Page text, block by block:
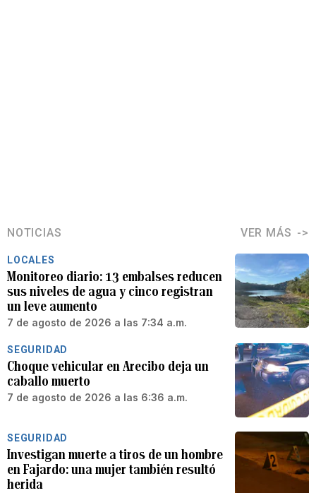
NOTICIAS VER MÁS
LOCALES
Monitoreo diario: 13 embalses reducen
sus niveles de agua y cinco registran
un leve aumento
7 de agosto de 2026 a las 7:34 a.m.
SEGURIDAD
Choque vehicular en Arecibo deja un
caballo muerto
7 de agosto de 2026 a las 6:36 a.m.
SEGURIDAD
Investigan muerte a tiros de un hombre
en Fajardo: una mujer también resultó
herida